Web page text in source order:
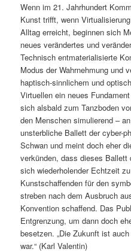
Wenn im 21. Jahrhundert
Kunst trifft, wenn
Alltag erreicht, beginnen sich
neues verändertes und
Technisch entmaterialisierte
Modus der Wahrnehmung und
haptisch-sinnlichem und
Virtuellen ein neues
sich alsbald zum Tanzboden
den Menschen simulierend –
unsterbliche Ballett der cyber-
Schwan und meint doch eher
verkünden, dass dieses Ballett
sich wiederholender Echtzeit
Kunstschaffenden für den
streben nach dem Ausbruch
Konvention schaffend. Das
Entgrenzung, um dann doch
besetzen. „Die Zukunft ist
war.“ (Karl Valentin)